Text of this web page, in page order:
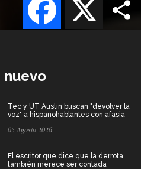
nuevo
Tec y UT Austin buscan "devolver la
voz" a hispanohablantes con afasia
05 Agosto 2026
El escritor que dice que la derrota
también merece ser contada